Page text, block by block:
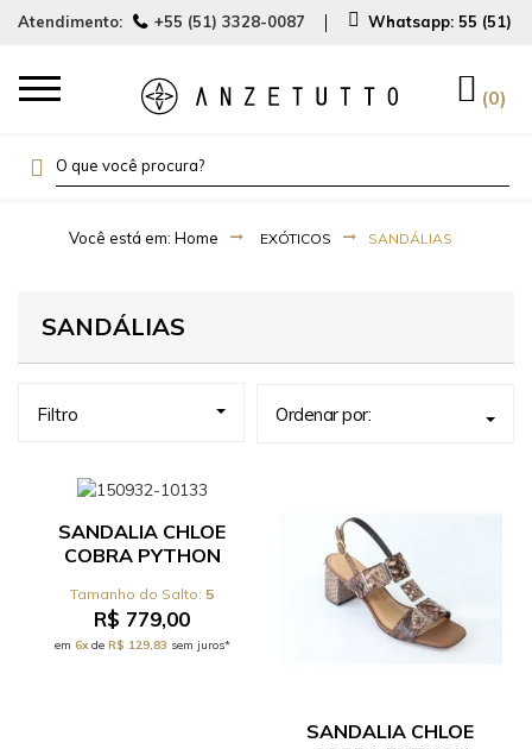
Atendimento: +55 (51) 3328-0087 Whatsapp: 55 (51)
0
EXÓTICOS SANDÁLIAS
Filtro
SANDÁLIAS
Ordenar por:
SANDALIA CHLOE
COBRA PYTHON
531.17.089C 5
R$ 779,00
em 6xde R$ 129,83 sem juros*
SANDALIA CHLOE